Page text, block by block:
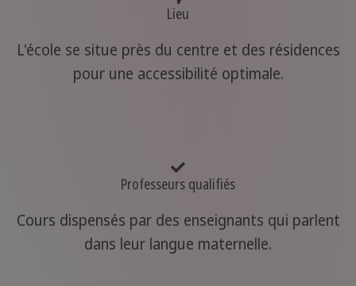
Lieu
L'école se situe près du centre et des résidences
pour une accessibilité optimale.
Professeurs qualifiés
Cours dispensés par des enseignants qui parlent
dans leur langue maternelle.